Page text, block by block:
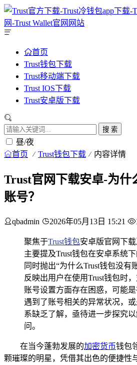
首页
Trust钱包下载
Trust移动端下载
Trust IOS下载
Trust安卓版下载
搜 索
昼/夜
首页 Trust钱包下载 内容详情
Trust官网下载安卓-为什
账号？
qbadmin 2026年05月13日 15:21
聚焦于Trust钱包安卓版官网下载
主要提及Trust钱包在安卓系统下
同时抛出“为什么Trust钱包没有
反映出用户在使用Trust钱包时
账号设置方面存在困惑，可能
遇到了账号相关的异常状况，
系缺乏了解，亟待进一步探究
问。
在当今蓬勃发展的加密货币钱包
颗璀璨的明星，凭借其出色的便捷性